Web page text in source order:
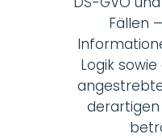
Fällen
Logik